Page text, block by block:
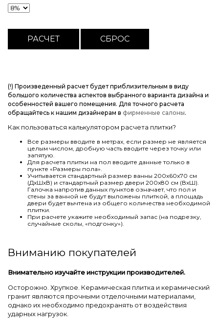
(!) Произведенный расчет будет приблизительным в виду
большого количества аспектов выбранного варианта дизайна и
особенностей вашего помещения. Для точного расчета
обращайтесь к нашим дизайнерам в фирменные салоны.
Как пользоваться калькулятором расчета плитки?
Все размеры вводите в метрах, если размер не является
целым числом, дробную часть вводите через точку или
запятую.
Для расчета плитки на пол вводите данные только в
пункте «Размеры пола».
Учитывается стандартный размер ванны 200х60х70 см
(ДхШхВ) и стандартный размер двери 200х80 см (ВхШ).
Галочка напротив данных пунктов означает, что пол и
стены за ванной не будут выложены плиткой, а площадь
двери будет вычтена из общего количества необходимой
плитки.
При расчете укажите необходимый запас (на подрезку,
случайные сколы, «подгонку»).
Вниманию покупателей
Внимательно изучайте инструкции производителей.
Осторожно. Хрупкое. Керамическая плитка и керамический
гранит являются прочными отделочными материалами,
однако их необходимо предохранять от воздействия
ударных нагрузок.